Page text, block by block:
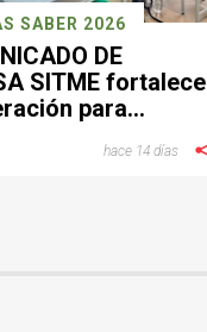
SABER 2026
DE
SITME fortalece
para
la jornada de las
hace 14 días